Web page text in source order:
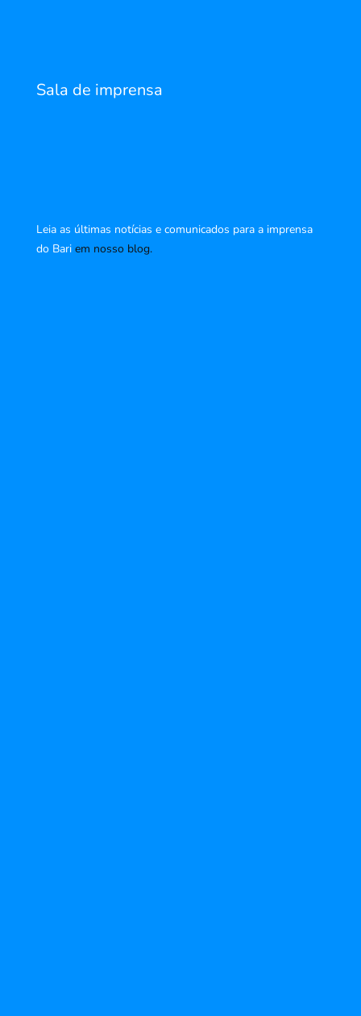
Sala de imprensa
Leia as últimas notícias e comunicados para a imprensa
do Bari em nosso blog.